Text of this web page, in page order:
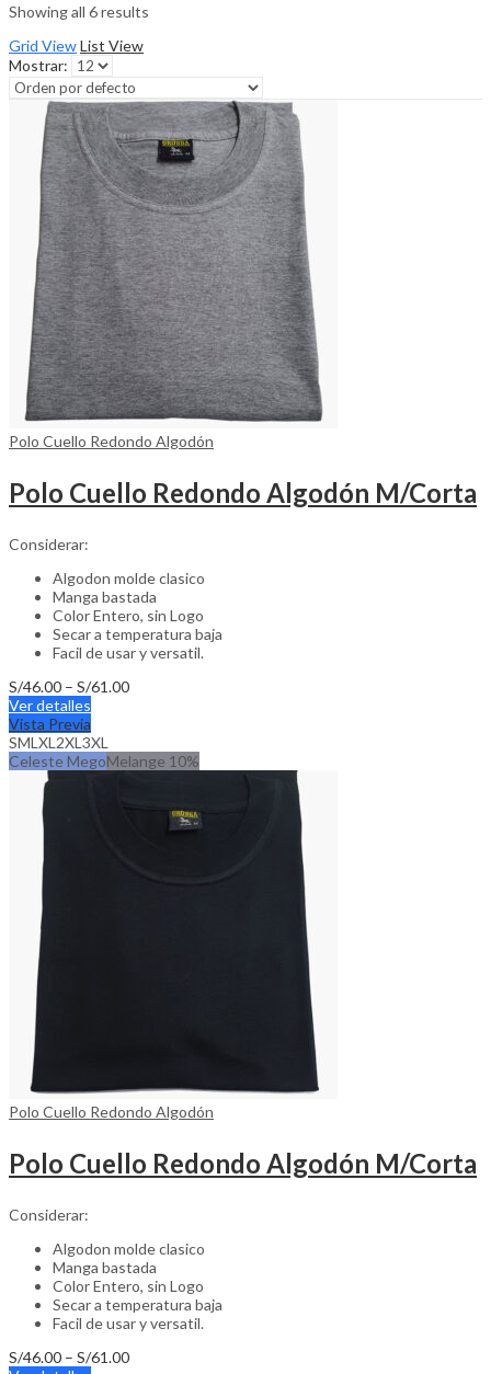
Showing all 6 results
Grid ViewList View
Mostrar:
Polo Cuello Redondo Algodón
Polo Cuello Redondo Algodón M/Corta
Considerar:
Algodon molde clasico
Manga bastada
Color Entero, sin Logo
Secar a temperatura baja
Facil de usar y versatil.
S/46.00 – S/61.00Price
S/61.00
Ver detalles
has
multiple
Vista Previa
SML XL 2XL 3XL
Celeste MegoMelange 10%
Polo Cuello Redondo Algodón
Polo Cuello Redondo Algodón M/Corta
Considerar:
Algodon molde clasico
Manga bastada
Color Entero, sin Logo
Secar a temperatura baja
Facil de usar y versatil.
S/46.00 – S/61.00Price